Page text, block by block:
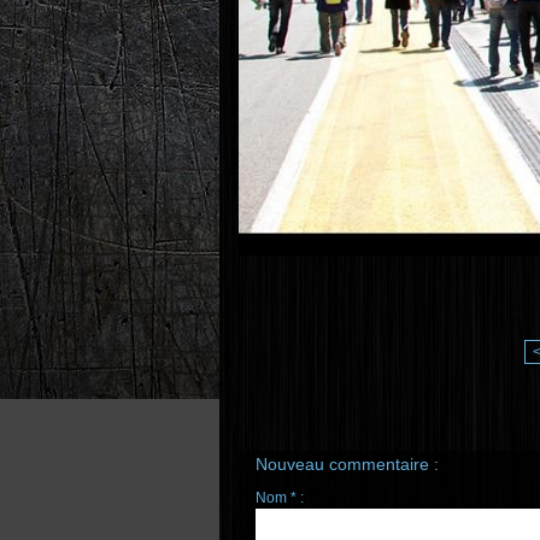
<
Nouveau commentaire :
Nom * :